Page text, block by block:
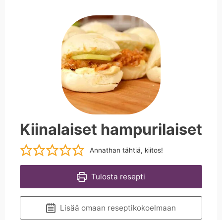
Kiinalaiset hampurilaiset
Annathan tähtiä, kiitos!
Tulosta resepti
Lisää omaan reseptikokoelmaan